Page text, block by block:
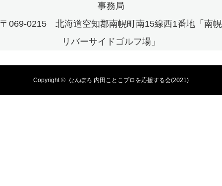
事務局
〒069-0215 北海道空知郡南幌町南15線西1番地「南幌
リバーサイドゴルフ場」
Copyright © なんぽろ 内田ことこプロを応援する会(2021)